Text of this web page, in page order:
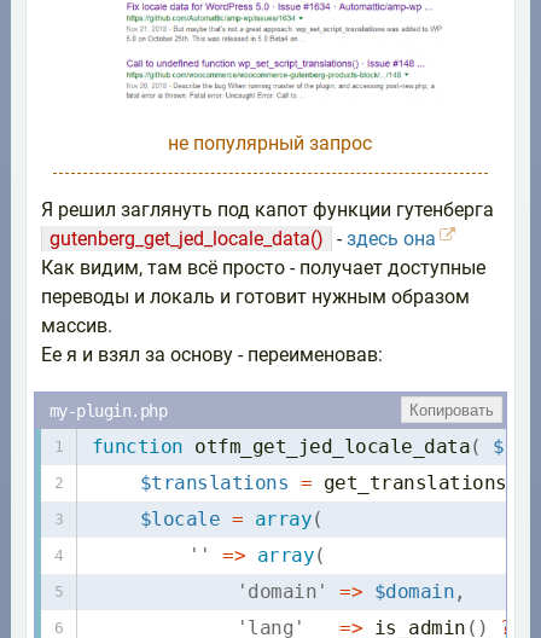
не популярный запрос
Я решил заглянуть под капот функции гутенберга
gutenberg_get_jed_locale_data()
-здесь она
Как видим, там всё просто - получает доступные
переводы и локаль и готовит нужным образом
массив.
Ее я и взял за основу - переименовав:
function otfm_get_jed_locale_data(
$translations =
$locale = array(
''
=> array(
'domain'
=> $domain ,
'lang'
=> is_admin ( ) ?
Копировать